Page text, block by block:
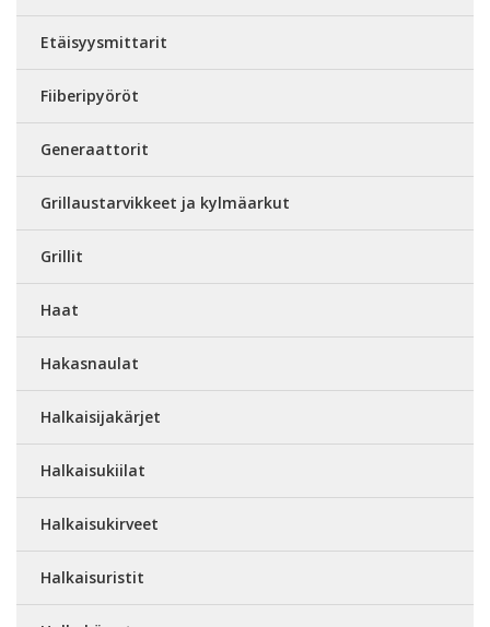
Etäisyysmittarit
Fiiberipyöröt
Generaattorit
Grillaustarvikkeet ja kylmäarkut
Grillit
Haat
Hakasnaulat
Halkaisijakärjet
Halkaisukiilat
Halkaisukirveet
Halkaisuristit